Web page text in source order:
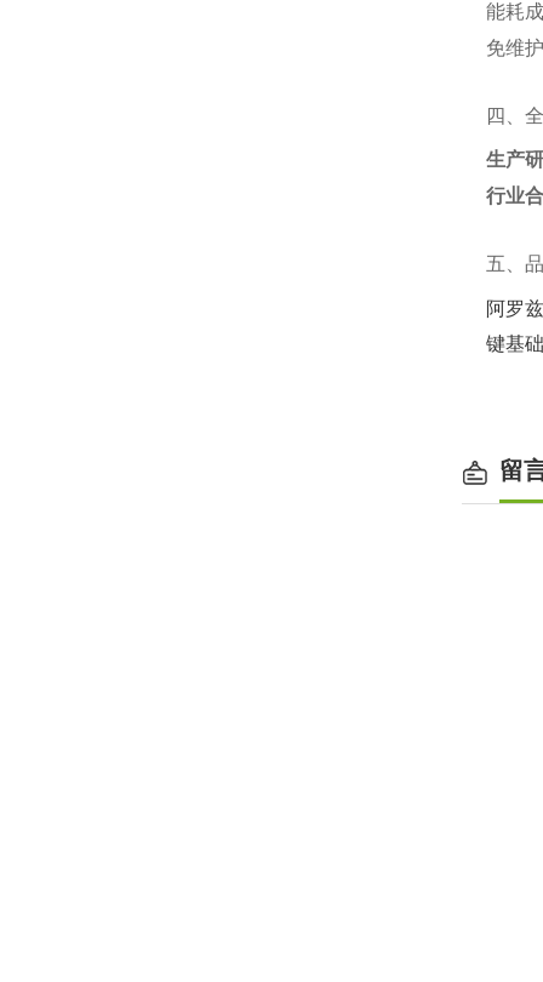
能耗
免维
四、
生产
行业
五、
阿罗
键基
留